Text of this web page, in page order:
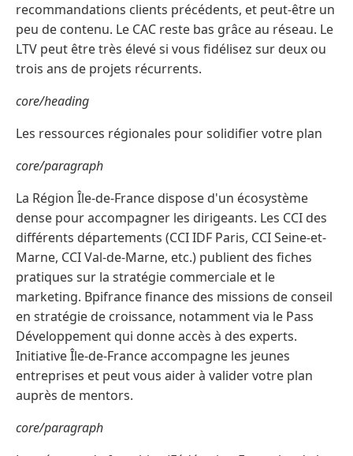
recommandations clients précédents, et peut-être un
peu de contenu. Le CAC reste bas grâce au réseau. Le
LTV peut être très élevé si vous fidélisez sur deux ou
trois ans de projets récurrents.
core/heading
Les ressources régionales pour solidifier votre plan
core/paragraph
La Région Île-de-France dispose d'un écosystème
dense pour accompagner les dirigeants. Les CCI des
différents départements (CCI IDF Paris, CCI Seine-et-
Marne, CCI Val-de-Marne, etc.) publient des fiches
pratiques sur la stratégie commerciale et le
marketing. Bpifrance finance des missions de conseil
en stratégie de croissance, notamment via le Pass
Développement qui donne accès à des experts.
Initiative Île-de-France accompagne les jeunes
entreprises et peut vous aider à valider votre plan
auprès de mentors.
core/paragraph